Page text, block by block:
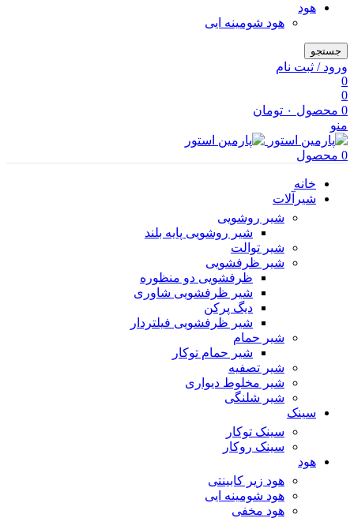
هود
هود شومینه ایی
جستجو
ورود / ثبت نام
0
0
0 محصول ۰ تومان
منو
0 محصول
خانه
شیرآلات
شیر روشویی
شیر روشویی پایه بلند
شیر توالت
شیر ظرفشویی
ظرفشویی دو منظوره
شیر ظرفشویی شاوری
دیگ پرکن
شیر ظرفشویی فیلتردار
شیر حمام
شیر حمام توکار
شیر تصفیه
شیر مخلوط دیواری
شیر شلنگی
سینک
سینک توکار
سینک روکار
هود
هود زیر كابینتی
هود شومینه ایی
هود مخفى